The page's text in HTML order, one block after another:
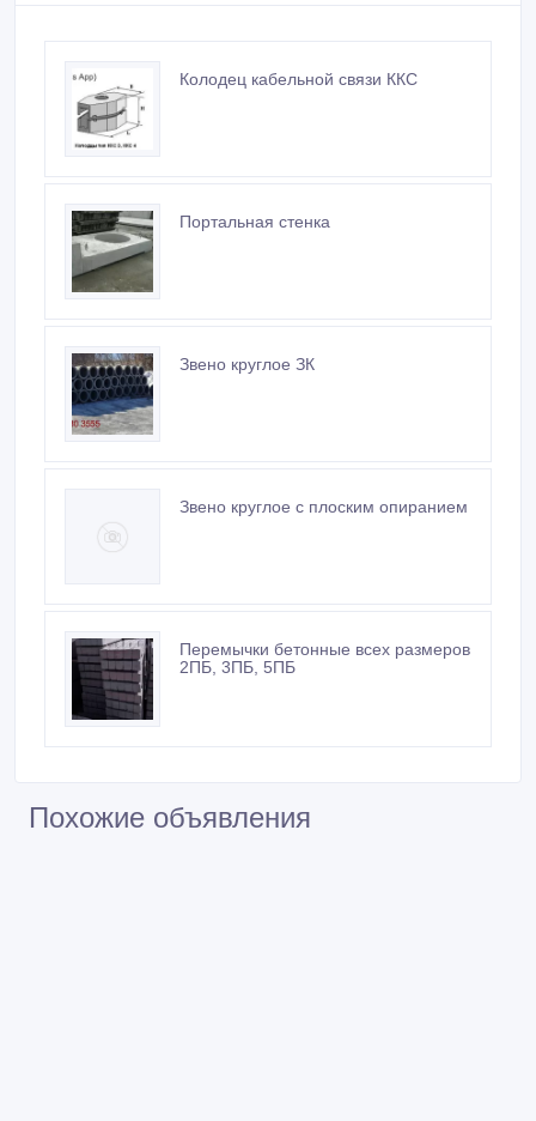
Колодец кабельной связи ККС
Портальная стенка
Звено круглое ЗК
Звено круглое с плоским опиранием
Перемычки бетонные всех размеров
2ПБ, 3ПБ, 5ПБ
Похожие объявления